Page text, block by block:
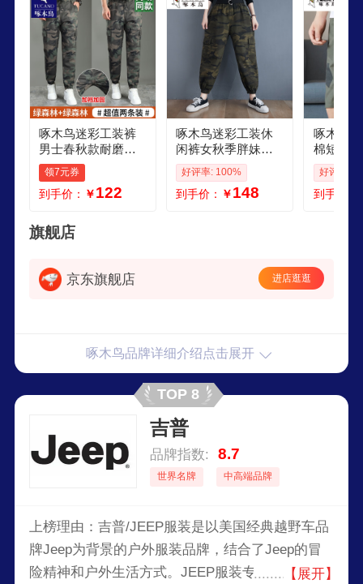
啄木鸟迷彩工装裤
男士春秋款耐磨耐
穿抗撕裂工装裤子
建筑工厂工地劳保
裤 绿森林涤棉裤子2
建议90110斤
领7元券
到手价： ￥122
啄木鸟迷彩工装休
闲裤女秋季胖妹妹
宽松洋气长裤高腰
显瘦直筒束脚裤 迷
彩色 M建议95120斤
好评率: 100%
到手价： ￥148
啄木鸟
棉短裤
滩裤夏
链口袋
裤 520
好评率:
到手价：
旗舰店
京东旗舰店 进店逛逛
啄木鸟品牌详细介绍点击展开
TOP 8
吉普
品牌指数: 8.7
世界名牌 中高端品牌
上榜理由：吉普/JEEP服装是以美国经典越野车品
牌Jeep为背景的户外服装品牌，结合了Jeep的冒
险精神和户外生活方式。JEEP服装专注于设计高
【展开】